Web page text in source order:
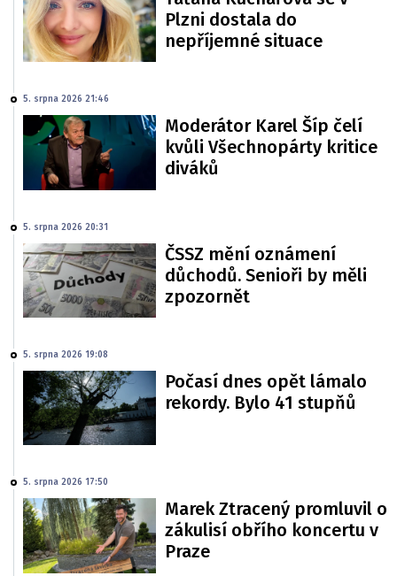
Plzni dostala do
nepříjemné situace
5. srpna 2026 21:46
Moderátor Karel Šíp čelí
kvůli Všechnopárty kritice
diváků
5. srpna 2026 20:31
ČSSZ mění oznámení
důchodů. Senioři by měli
zpozornět
5. srpna 2026 19:08
Počasí dnes opět lámalo
rekordy. Bylo 41 stupňů
5. srpna 2026 17:50
Marek Ztracený promluvil o
zákulisí obřího koncertu v
Praze